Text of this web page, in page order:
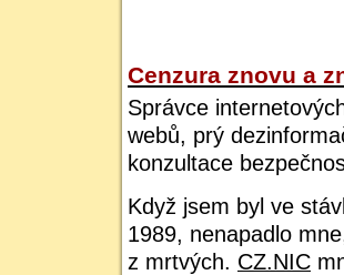
Cenzura znovu a
Správce
webů, prý
konzultace
Když jsem byl ve
1989, nenapadlo
z mrtvých. CZ.NIC